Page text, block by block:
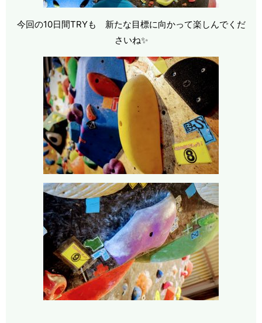
今回の10日間TRYも 新たな目標に向かって楽しんでくだ
さいね✨